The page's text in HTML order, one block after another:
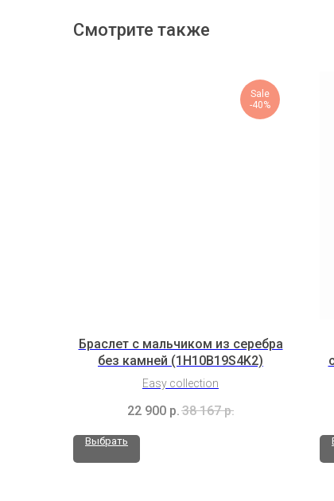
Смотрите также
Sale
-40%
Браслет с мальчиком из серебра
без камней (1H10B19S4K2)
Easy collection
22 900 р.38 167 р.
Выбрать